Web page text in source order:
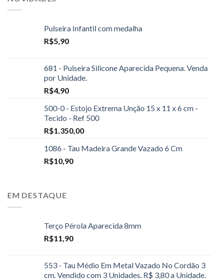
Pulseira Infantil com medalha
R$5,90
681 - Pulseira Silicone Aparecida Pequena. Venda
por Unidade.
R$4,90
500-0 - Estojo Extrema Unção 15 x 11 x 6 cm -
Tecido - Ref 500
R$1.350,00
1086 - Tau Madeira Grande Vazado 6 Cm
R$10,90
EM DESTAQUE
Terço Pérola Aparecida 8mm
R$11,90
553 - Tau Médio Em Metal Vazado No Cordão 3
cm. Vendido com 3 Unidades. R$ 3,80 a Unidade.